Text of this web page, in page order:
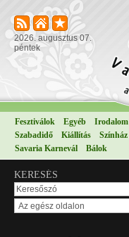
2026. augusztus 07.
péntek
Fesztiválok Egyéb Irodalom
Szabadidő
Kiállítás Színház
Savaria Karnevál
Bálok
KERESÉS